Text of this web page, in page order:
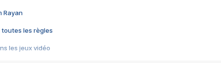
Rayan
toutes les règles
les jeux vidéo